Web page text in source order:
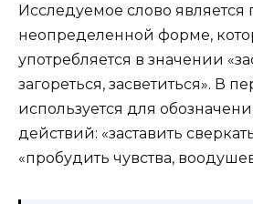
Исследуемое слово является
неопределенной форме,
употребляется в значении
загореться, засветиться». В
используется для
действий: «заставить
«пробудить чувства,